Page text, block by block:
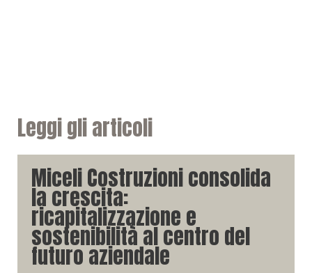
Leggi gli articoli
Miceli Costruzioni consolida
la crescita:
ricapitalizzazione e
sostenibilità al centro del
futuro aziendale